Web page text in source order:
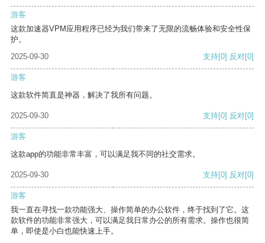
游客
这款加速器VPM应用程序已经为我们带来了无限的流畅体验和安全性保
护。
2025-09-30
支持[0] 反对[0]
游客
这款软件简直是神器，解决了我所有问题。
2025-09-30 支持[0] 反对[0]
游客
这款app的功能非常丰富，可以满足我不同的社交需求。
2025-09-30 支持[0] 反对[0]
游客
我一直在寻找一款功能强大、操作简单的办公软件，终于找到了它。这
款软件的功能非常强大，可以满足我日常办公的所有需求。操作也很简
单，即使是小白也能快速上手。